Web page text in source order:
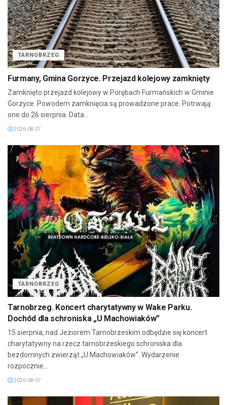
TARNOBRZEG
Furmany, Gmina Gorzyce. Przejazd kolejowy zamknięty
Zamknięto przejazd kolejowy w Porębach Furmańskich w Gminie
Gorzyce. Powodem zamknięcia są prowadzone prace. Potrwają
one do 26 sierpnia. Data...
2026-08-07
TARNOBRZEG
Tarnobrzeg. Koncert charytatywny w Wake Parku.
Dochód dla schroniska „U Machowiaków”
15 sierpnia, nad Jeziorem Tarnobrzeskim odbędzie się koncert
charytatywny na rzecz tarnobrzeskiego schroniska dla
bezdomnych zwierząt „U Machowiaków”. Wydarzenie
rozpocznie...
2026-08-07